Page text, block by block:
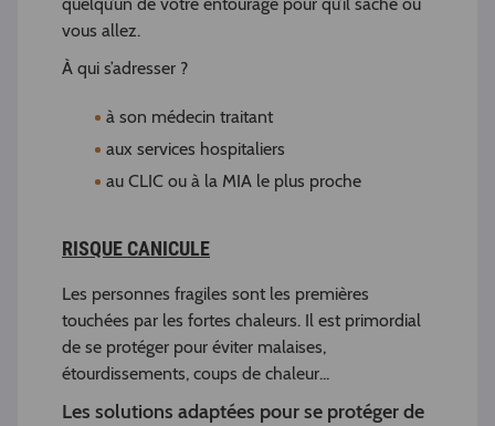
quelqu’un de votre entourage pour qu’il sache où
vous allez.
À qui s’adresser ?
à son médecin traitant
aux services hospitaliers
au CLIC ou à la MIA le plus proche
RISQUE CANICULE
Les personnes fragiles sont les premières
touchées par les fortes chaleurs. Il est primordial
de se protéger pour éviter malaises,
étourdissements, coups de chaleur...
Les solutions adaptées pour se protéger de